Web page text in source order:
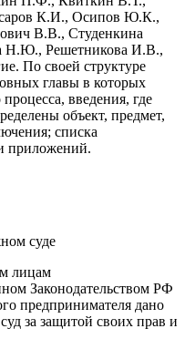
К.И., Осипов Ю.К.,
В.В., Студенкина
Решетникова И.В.,
По своей структуре
главы в которых
введения, где
oбъект, пpедмет,
списка
приложений.
суде
лицам
Законодательством РФ
предпринимателя дано
за защитой своих прав и